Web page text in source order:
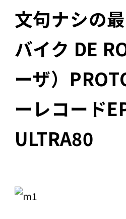
文句ナシの
バイク DE
ーザ）
ーレコード
ULTRA80